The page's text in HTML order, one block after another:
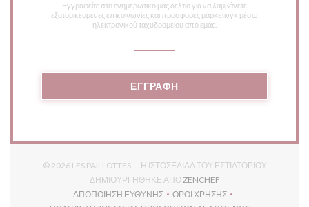
Εγγραφείτε στο ενημερωτικό μας δελτίο για να λαμβάνετε
εξατομικευμένες επικοινωνίες και προσφορές μάρκετινγκ μέσω
ηλεκτρονικού ταχυδρομείου από εμάς.
ΕΓΓΡΑΦΉ
© 2026 LES PAILLOTTES — Η ΙΣΤΟΣΕΛΊΔΑ ΤΟΥ ΕΣΤΙΑΤΟΡΊΟΥ
ΔΗΜΙΟΥΡΓΉΘΗΚΕ ΑΠΌZENCHEF((ΑΝΟΊΓΕΙ ΣΕ ΝΈΟ
ΑΠΟΠΟΊΗΣΗ ΕΥΘΎΝΗΣ
((ΑΝΟΊΓΕΙ ΣΕ ΝΈΟ ΠΑΡΆΘΥΡΟ))
ΌΡΟΙ ΧΡΉΣΗΣ
((ΑΝΟΊΓΕΙ ΣΕ ΝΈΟ